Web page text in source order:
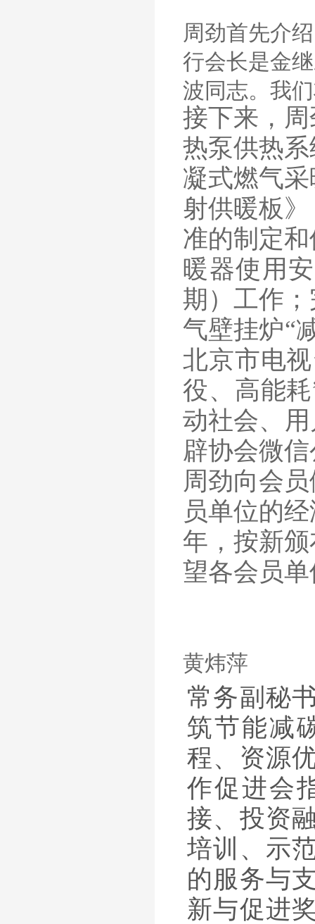
周劲首先介
行会长是金
波同志。我
接下来，
热泵供热
凝式燃气
射供暖板
准的制定
暖器使用
期）工作
气壁挂炉“
北京市电
役、高能
动社会、
辟协会微
周劲向会
员单位的
年，按新
望各会员
黄炜萍
常务副秘
筑节能减
程、资源
作促进会
接、投资
培训、示
的服务与
新与促进